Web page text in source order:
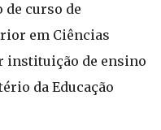
curso de
em Ciências
instituição de ensino
da Educação